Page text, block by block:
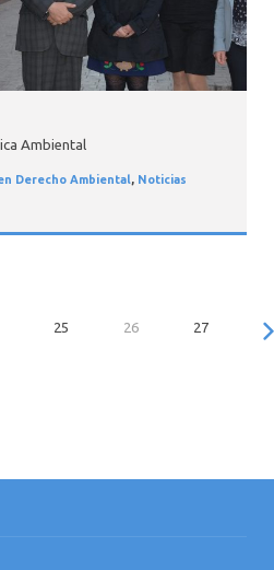
Ambiental
Derecho Ambiental, Noticias
25 26 27